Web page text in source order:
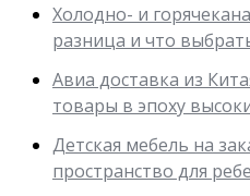
Холодно- и
разница и что
Авиа доставка из
товары в эпоху
Детская мебель на
пространство для